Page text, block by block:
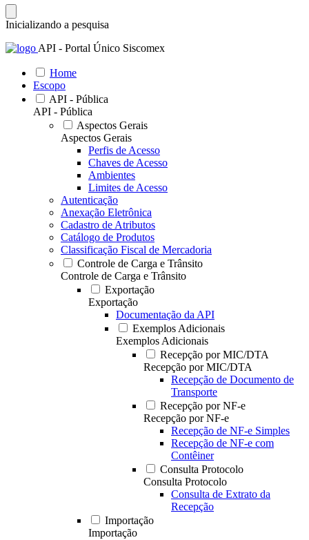
Inicializando a pesquisa
API - Portal Único Siscomex
Home
Escopo
API - Pública
API - Pública
Aspectos Gerais
Aspectos Gerais
Perfis de Acesso
Chaves de Acesso
Ambientes
Limites de Acesso
Autenticação
Anexação Eletrônica
Cadastro de Atributos
Catálogo de Produtos
Classificação Fiscal de Mercadoria
Controle de Carga e Trânsito
Controle de Carga e Trânsito
Exportação
Exportação
Documentação da API
Exemplos Adicionais
Exemplos Adicionais
Recepção por MIC/DTA
Recepção por MIC/DTA
Recepção de Documento de
Transporte
Recepção por NF-e
Recepção por NF-e
Recepção de NF-e Simples
Recepção de NF-e com
Contêiner
Consulta Protocolo
Consulta Protocolo
Consulta de Extrato da
Recepção
Importação
Importação